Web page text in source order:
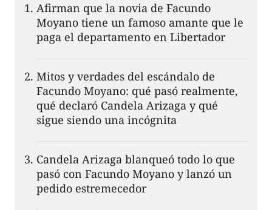
Afirman que la novia de Facundo
Moyano tiene un famoso amante que le
paga el departamento en Libertador
Mitos y verdades del escándalo de
Facundo Moyano: qué pasó realmente,
qué declaró Candela Arizaga y qué
sigue siendo una incógnita
Candela Arizaga blanqueó todo lo que
pasó con Facundo Moyano y lanzó un
pedido estremecedor